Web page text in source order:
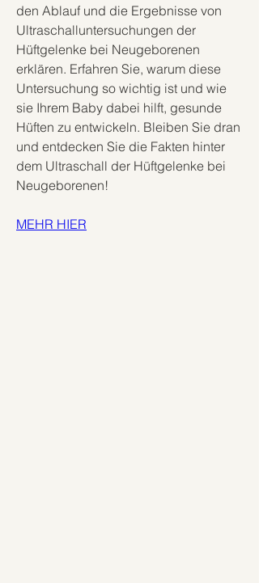
den Ablauf und die Ergebnisse von
Ultraschalluntersuchungen der
Hüftgelenke bei Neugeborenen
erklären. Erfahren Sie, warum diese
Untersuchung so wichtig ist und wie
sie Ihrem Baby dabei hilft, gesunde
Hüften zu entwickeln. Bleiben Sie dran
und entdecken Sie die Fakten hinter
dem Ultraschall der Hüftgelenke bei
Neugeborenen!
MEHR HIER